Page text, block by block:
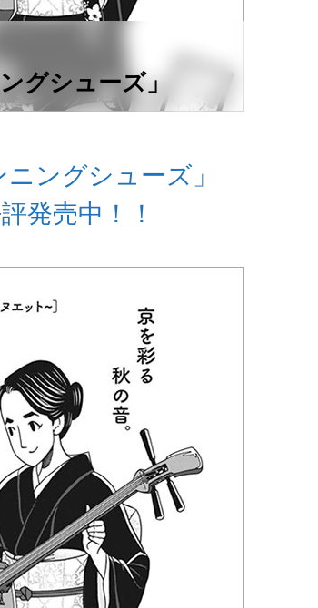
グシューズ」
ングシューズ」
発売中！！